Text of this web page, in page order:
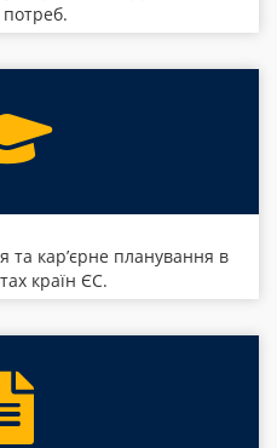
та кар’єрне планування в
країн ЄС.